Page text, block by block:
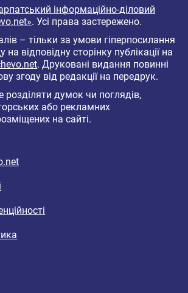
інформаційно-діловий
. Усі права застережено.
– тільки за умови гіперпосилання
відповідну сторінку публікації на
. Друковані видання повинні
згоду від редакції на передрук.
розділяти думок чи поглядів,
або рекламних
на сайті.